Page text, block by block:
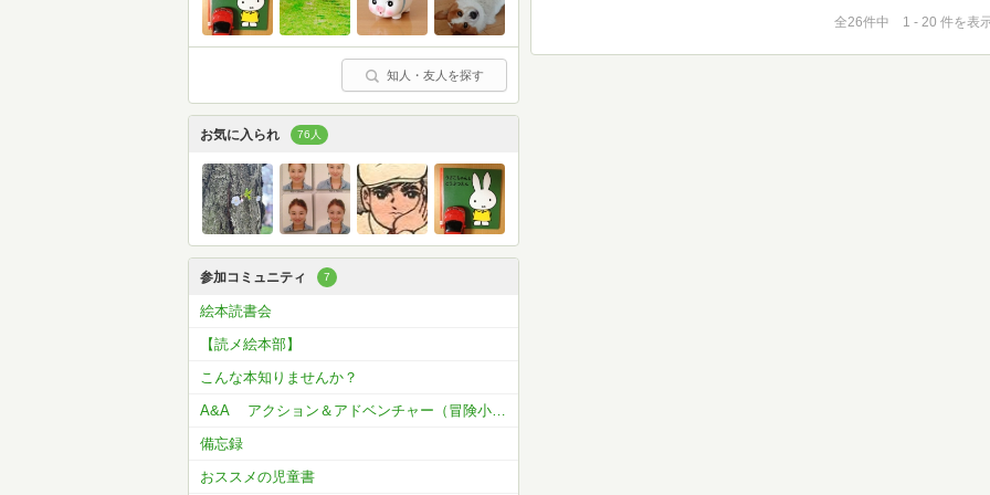
全26件中 1 - 20 件を表
知人・友人を探す
お気に入られ 76人
参加コミュニティ 7
絵本読書会
【読メ絵本部】
こんな本知りませんか？
A&A アクション＆アドベンチャー（冒険小説愛好会）
備忘録
おススメの児童書